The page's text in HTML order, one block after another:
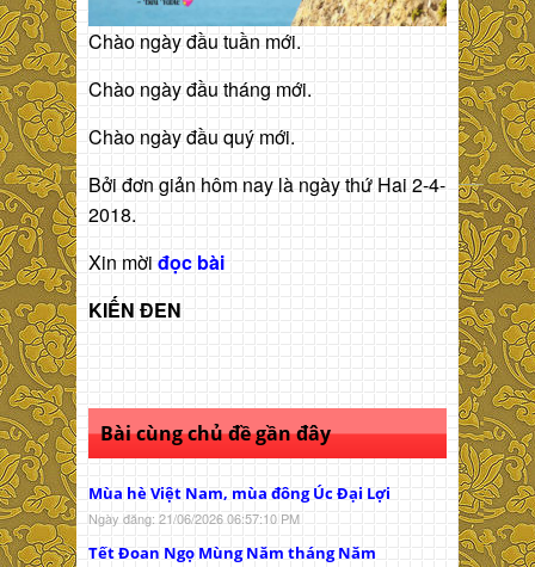
Chào ngày đầu tuần mới.
Chào ngày đầu tháng mới.
Chào ngày đầu quý mới.
Bởi đơn giản hôm nay là ngày thứ Hai 2-4-
2018.
Xin mời đọc bài
KIẾN ĐEN
Bài cùng chủ đề gần đây
Mùa hè Việt Nam, mùa đông Úc Đại Lợi
Ngày đăng: 21/06/2026 06:57:10 PM
Tết Đoan Ngọ Mùng Năm tháng Năm